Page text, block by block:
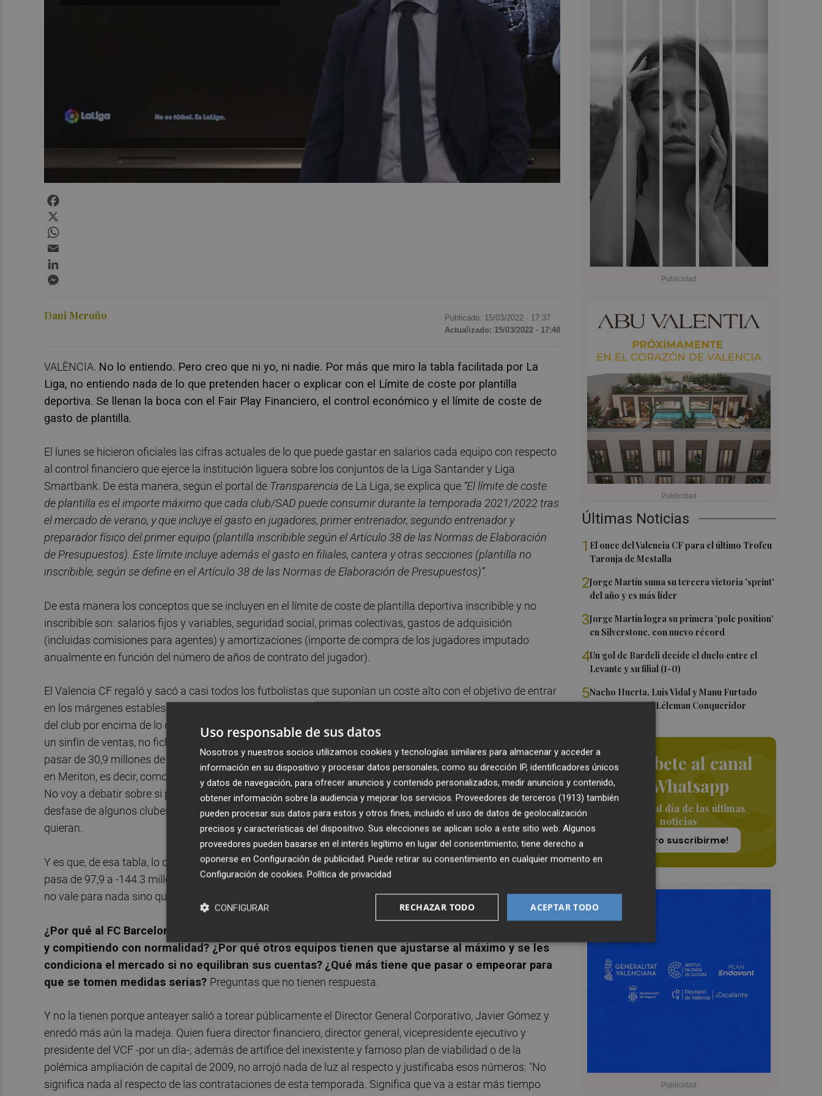
Últimas Noticias
1 El once del Valencia CF para el último Trofeu
Taronja de Mestalla
2Jorge Martín suma su tercera victoria 'sprint'
del año y es más líder
3Jorge Martín logra su primera 'pole position'
en Silverstone, con nuevo récord
4Un gol de Bardeli decide el duelo entre el
Levante y su filial (1-0)
5Nacho Huerta, Luis Vidal y Manu Furtado
renuevan con el Léleman Conqueridor
Suscríbete al canal
de Whatsapp
Siempre al día de las últimas
noticias
¡Quiero suscribirme!
Dani Meroño Publicado: 15/03/2022 · 17:37
Actualizado: 15/03/2022 · 17:48
VALÈNCIA. No lo entiendo. Pero creo que ni yo, ni nadie. Por más que miro la tabla facilitada por La
Liga, no entiendo nada de lo que pretenden hacer o explicar con el Límite de coste por plantilla
deportiva. Se llenan la boca con el Fair Play Financiero, el control económico y el límite de coste de
gasto de plantilla.
El lunes se hicieron oficiales las cifras actuales de lo que puede gastar en salarios cada equipo con respecto
al control financiero que ejerce la institución liguera sobre los conjuntos de la Liga Santander y Liga
Smartbank. De esta manera, según el portal de Transparencia de La Liga, se explica que “El límite de coste
de plantilla es el importe máximo que cada club/SAD puede consumir durante la temporada 2021/2022 tras
el mercado de verano, y que incluye el gasto en jugadores, primer entrenador, segundo entrenador y
preparador físico del primer equipo (plantilla inscribible según el Artículo 38 de las Normas de Elaboración
de Presupuestos). Este límite incluye además el gasto en filiales, cantera y otras secciones (plantilla no
inscribible, según se define en el Artículo 38 de las Normas de Elaboración de Presupuestos)”.
De esta manera los conceptos que se incluyen en el límite de coste de plantilla deportiva inscribible y no
inscribible son: salarios fijos y variables, seguridad social, primas colectivas, gastos de adquisición
(incluidas comisiones para agentes) y amortizaciones (importe de compra de los jugadores imputado
anualmente en función del número de años de contrato del jugador).
El Valencia CF regaló y sacó a casi todos los futbolistas que suponían un coste alto con el objetivo de entrar
en los márgenes estables del FPF y, por consiguiente, el LCPD entendiendo que esto era buscar la viabilidad
del club por encima de lo deportivo y, así, evitar sanciones o una posible quiebra del mismo club. Haciendo
un sinfín de ventas, no fichando una temporada entera y viviendo de cesiones, el VCF solo ha conseguido
pasar de 30,9 millones de euros a 57, 7 millones de euros. Algo que dice mucho de cómo entienden este club
en Meriton, es decir, como una empresa donde prima el
excel
por encima del sentimiento o de lo deportivo.
No voy a debatir sobre si prenderle fuego a Mestalla o si sacar el autobús con las cifras, sino sobre el
desfase de algunos clubes que, en peor situación que el Valencia CF, tienen vía libre para hacer lo que
quieran.
Y es que, de esa tabla, lo que más me llama la atención es el claro desnivel que tiene el FC Barcelona que
pasa de 97,9 a -144.3 millones de euros. Una cifra escandalosa que no deja sino entrever que esto no solo
no vale para nada sino que, además, hay una clara permisividad con según quién.
¿Por qué al FC Barcelona se le consiente una cifra de -144 millones y se le deja seguir fichando
y compitiendo con normalidad? ¿Por qué otros equipos tienen que ajustarse al máximo y se les
condiciona el mercado si no equilibran sus cuentas? ¿Qué más tiene que pasar o empeorar para
que se tomen medidas serias? Preguntas que no tienen respuesta.
Y no la tienen porque anteayer salió a torear públicamente el Director General Corporativo, Javier Gómez y
enredó más aún la madeja. Quien fuera director financiero, director general, vicepresidente ejecutivo y
presidente del VCF -por un día-; además de artífice del inexistente y famoso plan de viabilidad o de la
polémica ampliación de capital de 2009, no arrojó nada de luz al respecto y justificaba esos números: "No
significa nada al respecto de las contrataciones de esta temporada. Significa que va a estar más tiempo
Uso responsable de sus datos
Nosotros y nuestros socios utilizamos cookies y tecnologías similares para almacenar y acceder a
información en su dispositivo y procesar datos personales, como su dirección IP, identificadores únicos
y datos de navegación, para ofrecer anuncios y contenido personalizados, medir anuncios y contenido,
obtener información sobre la audiencia y mejorar los servicios. Proveedores de terceros (1913) también
pueden procesar sus datos para estos y otros fines, incluido el uso de datos de geolocalización
precisos y características del dispositivo. Sus elecciones se aplican solo a este sitio web. Algunos
proveedores pueden basarse en el interés legítimo en lugar del consentimiento; tiene derecho a
oponerse en Configuración de publicidad. Puede retirar su consentimiento en cualquier momento en
Configuración de cookies. Política de privacidad
ACEPTAR TODO
RECHAZAR TODO
CONFIGURAR